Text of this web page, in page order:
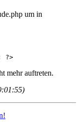
um in
?>
mehr auftreten.